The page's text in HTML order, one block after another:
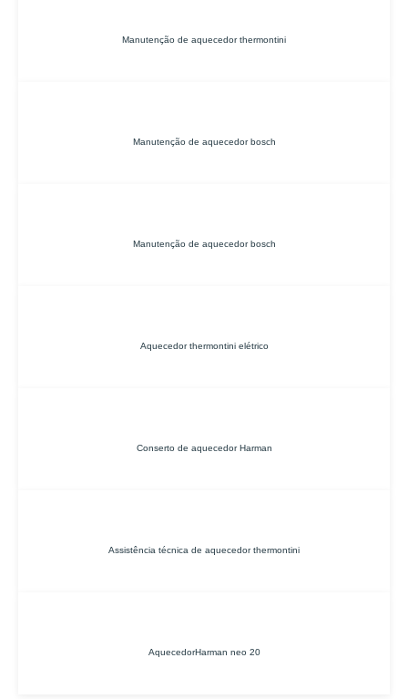
Manutenção de aquecedor thermontini
Manutenção de aquecedor bosch
Manutenção de aquecedor bosch
Aquecedor thermontini elétrico
Conserto de aquecedor Harman
Assistência técnica de aquecedor thermontini
AquecedorHarman neo 20